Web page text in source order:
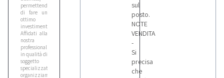
permettendoti
di fare un
ottimo
investimento.
Affidati alla
nostra
professionalità:
in qualità di
soggetto
specializzato,
organizziamo
sul
posto.
NOTE
VENDITA
-
Si
precisa
che